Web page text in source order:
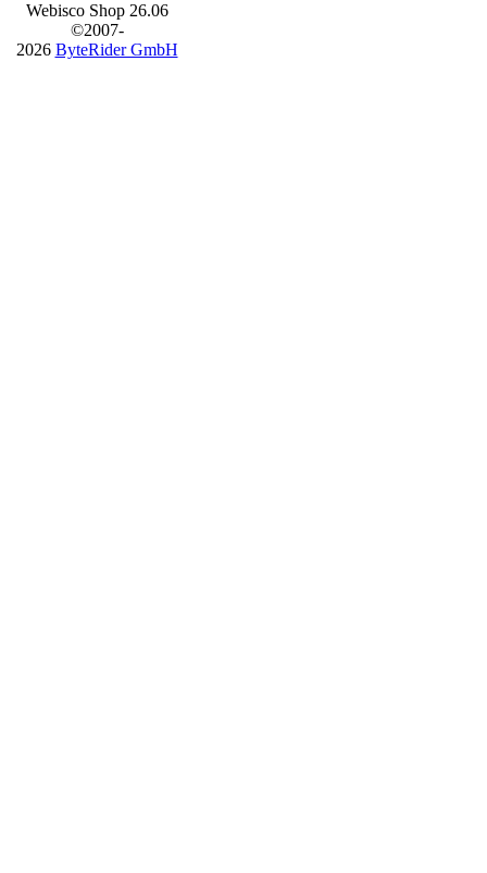
Webisco Shop 26.06
©2007-
2026 ByteRider GmbH